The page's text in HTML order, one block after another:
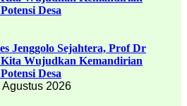
Desa
Jenggolo Sejahtera, Prof Dr
Wujudkan Kemandirian
Desa
Agustus 2026